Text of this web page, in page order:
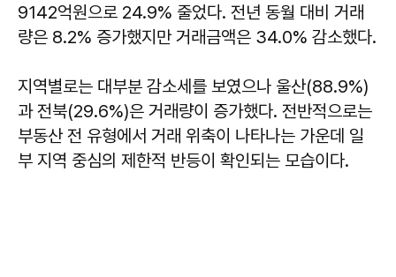
9142억원으로 24.9% 줄었다. 전년 동월 대비 거래
량은 8.2% 증가했지만 거래금액은 34.0% 감소했다.
지역별로는 대부분 감소세를 보였으나 울산(88.9%)
과 전북(29.6%)은 거래량이 증가했다. 전반적으로는
부동산 전 유형에서 거래 위축이 나타나는 가운데 일
부 지역 중심의 제한적 반등이 확인되는 모습이다.